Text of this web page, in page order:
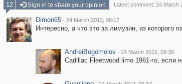
12 Sign in to share your opinion Latest comment: 24 March
Dimon65 · 24 March 2012, 09:17
Интересно, а что это за лимузин, из которого
AndreiBogomolov · 24 March 2012, 09:36
Cadillac Fleetwood limo 1961-го, если